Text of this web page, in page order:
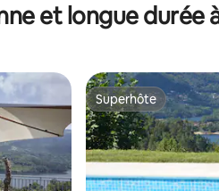
et longue durée
Superhôte
Superhôte